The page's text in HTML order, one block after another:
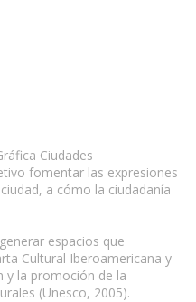
Ciudades
fomentar las expresiones
a cómo la ciudadanía
espacios que
Cultural Iberoamericana y
y la promoción de la
(Unesco, 2005).